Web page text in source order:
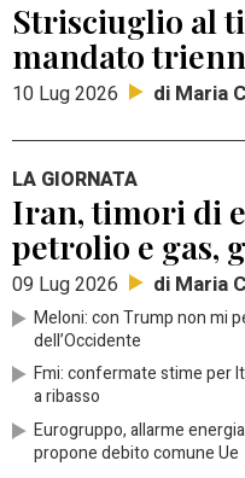
Strisciuglio al
mandato
10 Lug 2026 di Maria
LA GIORNATA
Iran, timori di
petrolio e gas,
09 Lug 2026 di Maria
Meloni: con Trump non mi
dell’Occidente
Fmi: confermate stime per
a ribasso
Eurogruppo, allarme
propone debito comune Ue